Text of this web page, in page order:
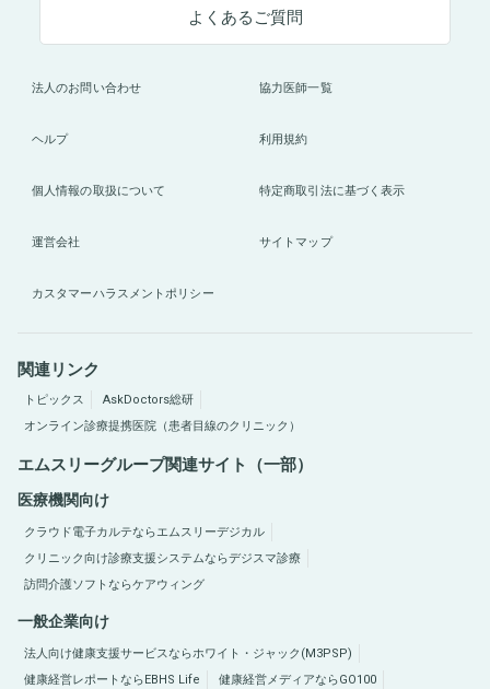
よくあるご質問
法人のお問い合わせ 協力医師一覧
ヘルプ 利用規約
個人情報の取扱について 特定商取引法に基づく表示
運営会社 サイトマップ
カスタマーハラスメントポリシー
関連リンク
トピックス
AskDoctors総研
オンライン診療提携医院（患者目線のクリニック）
エムスリーグループ関連サイト（一部）
医療機関向け
クラウド電子カルテならエムスリーデジカル
クリニック向け診療支援システムならデジスマ診療
訪問介護ソフトならケアウィング
一般企業向け
法人向け健康支援サービスならホワイト・ジャック(M3PSP)
健康経営レポートならEBHS Life
健康経営メディアならGO100